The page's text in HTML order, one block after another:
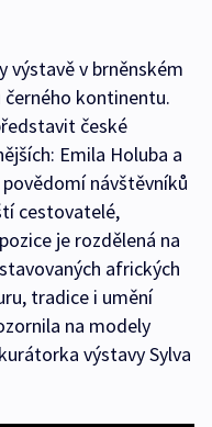
výstavě v brněnském
kontinentu.
české
Emila Holuba a
návštěvníků
cestovatelé,
je rozdělená na
afrických
tradice i umění
na modely
výstavy Sylva